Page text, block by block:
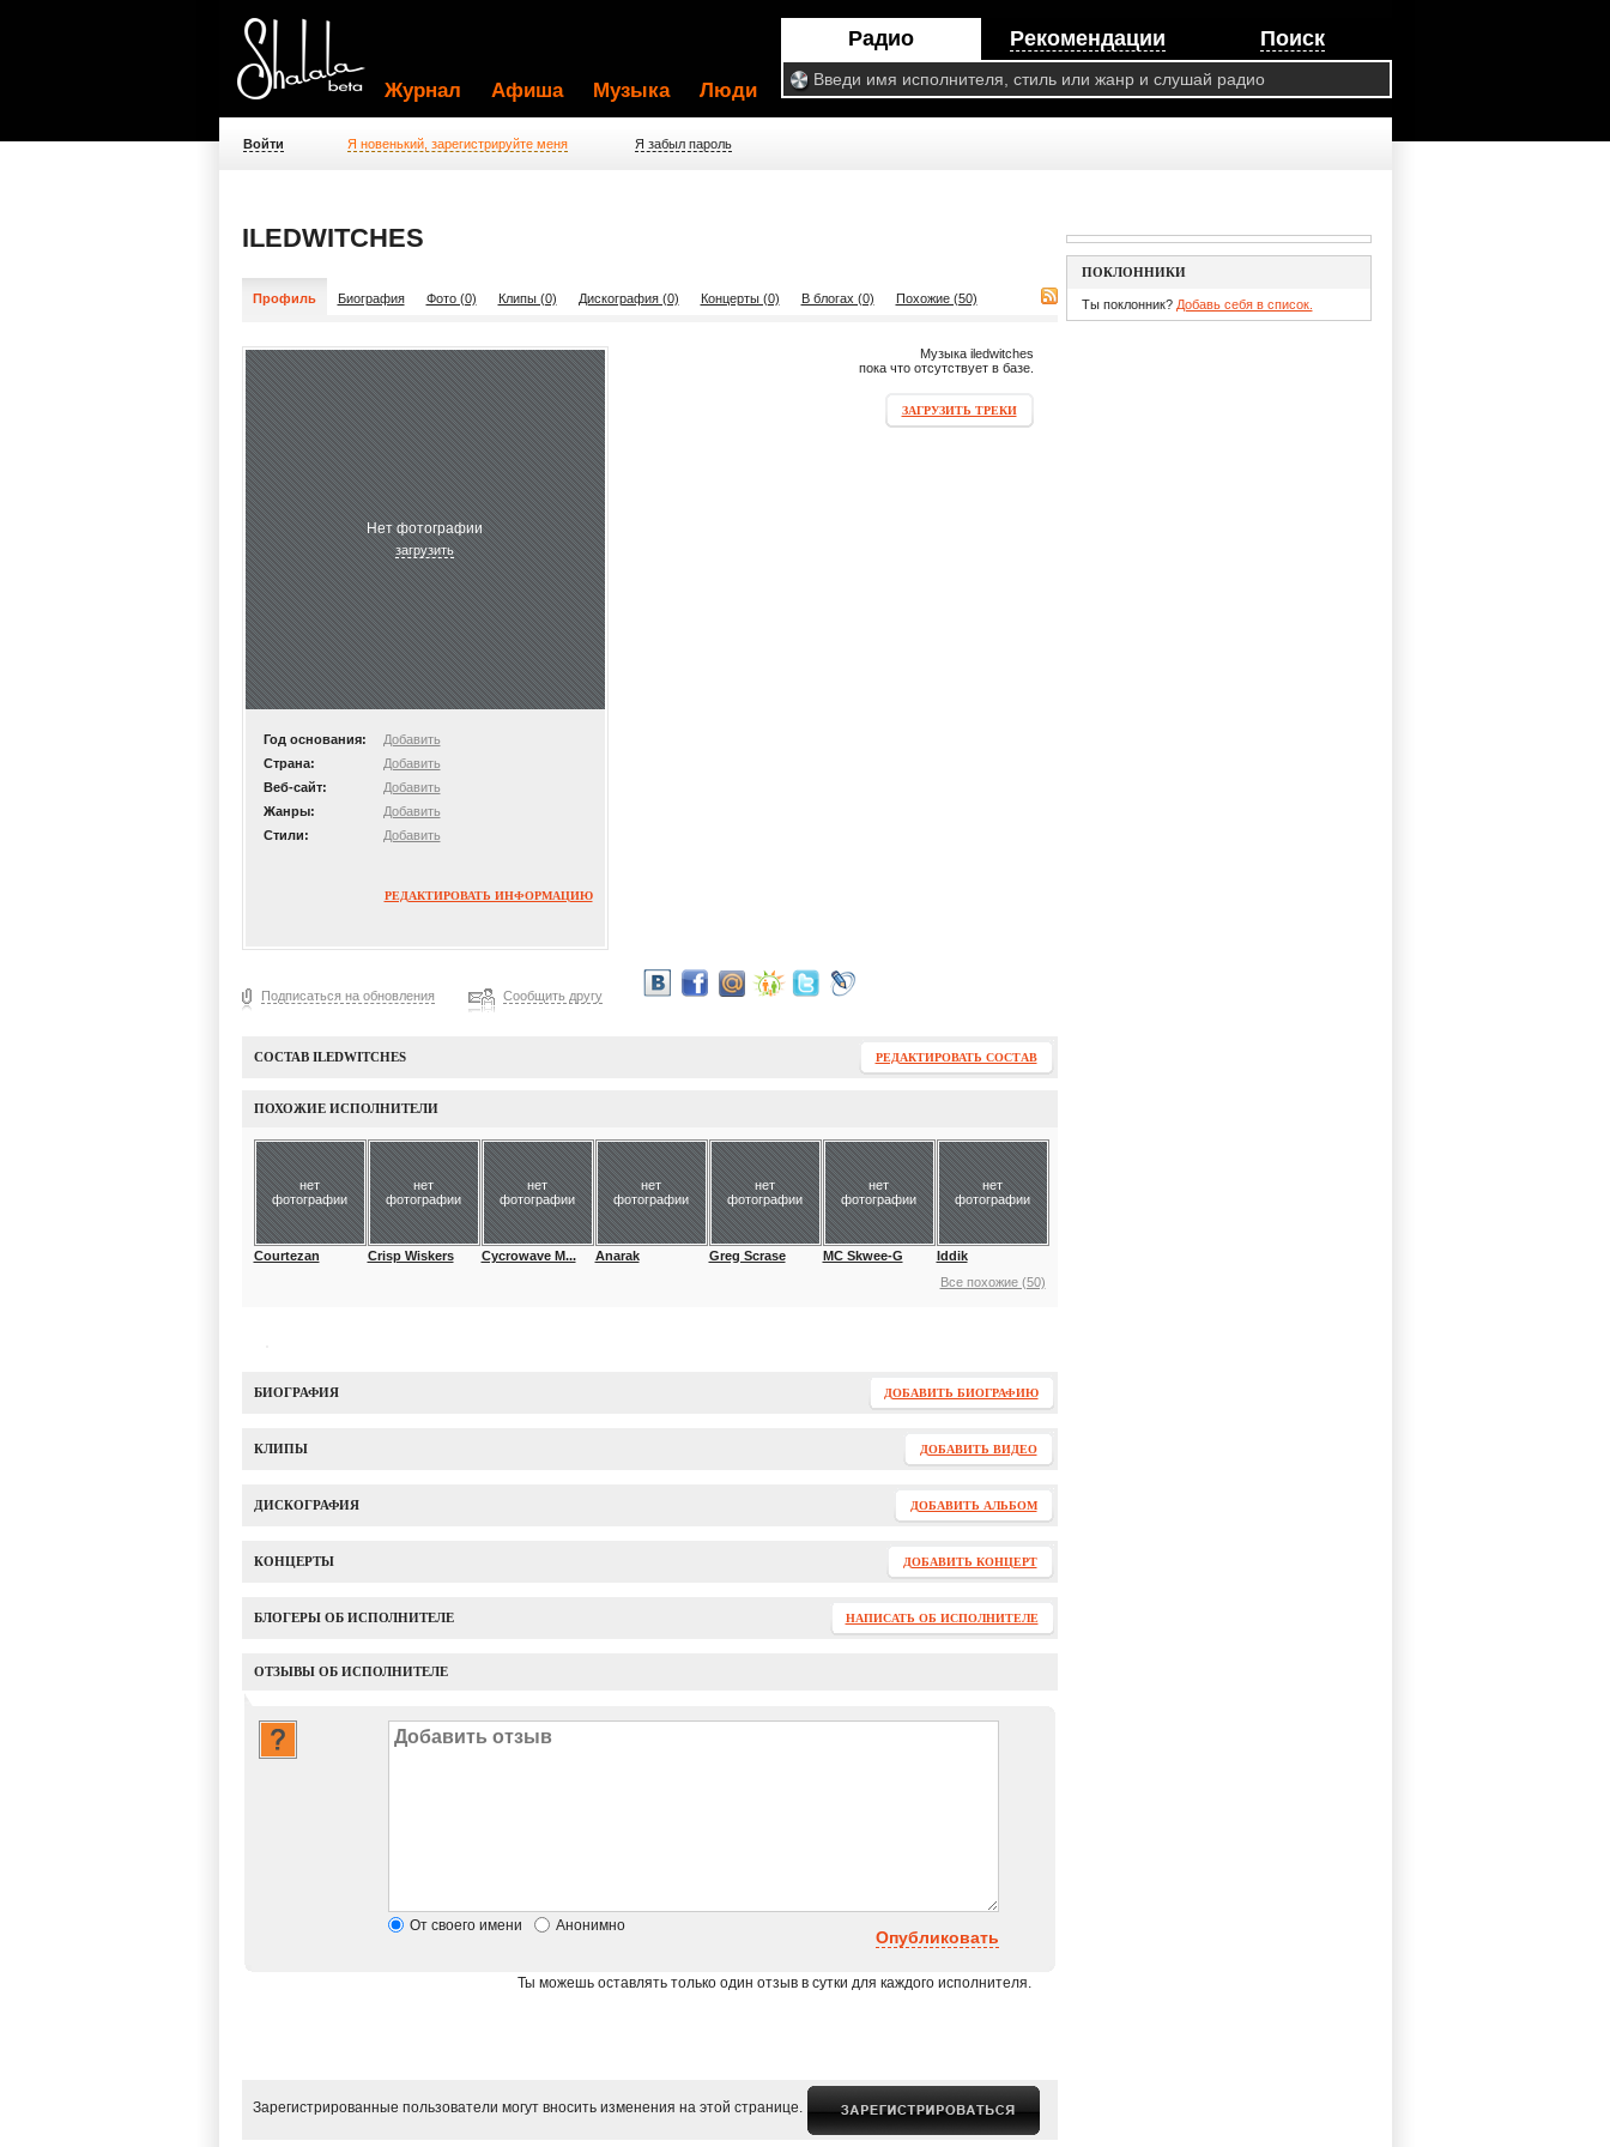
Радио Рекомендации Поиск
Журнал Афиша Музыка Люди
Войти Я новенький, зарегистрируйте меня Я забыл пароль
ILEDWITCHES
Профиль Биография Фото (0) Клипы (0) Дискография (0) Концерты (0) В блогах (0) Похожие (50)
Нет фотографии
загрузить
Год основания:
Добавить
Страна:
Добавить
Веб-сайт:
Добавить
Жанры:
Добавить
Стили:
Добавить
РЕДАКТИРОВАТЬ ИНФОРМАЦИЮ
Музыка iledwitches
пока что отсутствует в базе.
ЗАГРУЗИТЬ ТРЕКИ
Подписаться на обновления Сообщить другу
СОСТАВ ILEDWITCHES РЕДАКТИРОВАТЬ СОСТАВ
ПОХОЖИЕ ИСПОЛНИТЕЛИ
нет
фотографии
Courtezan
нет
фотографии
Crisp Wiskers
нет
фотографии
Cycrowave M...
нет
фотографии
Anarak
нет
фотографии
Greg Scrase
нет
фотографии
MC Skwee-G
нет
фотографии
Iddik
Все похожие (50)
БИОГРАФИЯ ДОБАВИТЬ БИОГРАФИЮ
КЛИПЫ ДОБАВИТЬ ВИДЕО
ДИСКОГРАФИЯ ДОБАВИТЬ АЛЬБОМ
КОНЦЕРТЫ ДОБАВИТЬ КОНЦЕРТ
БЛОГЕРЫ ОБ ИСПОЛНИТЕЛЕ НАПИСАТЬ ОБ ИСПОЛНИТЕЛЕ
ОТЗЫВЫ ОБ ИСПОЛНИТЕЛЕ
От своего имени Анонимно
Опубликовать
Ты можешь оставлять только один отзыв в сутки для каждого исполнителя.
Зарегистрированные пользователи могут вносить изменения на этой странице.
ПОКЛОННИКИ
Ты поклонник? Добавь себя в список.